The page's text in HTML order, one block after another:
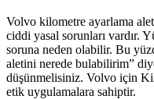
Volvo kilometre ayarlama
ciddi yasal sorunları vardır.
soruna neden olabilir. Bu
aletini nerede bulabilirim”
düşünmelisiniz. Volvo için
etik uygulamalara sahiptir.